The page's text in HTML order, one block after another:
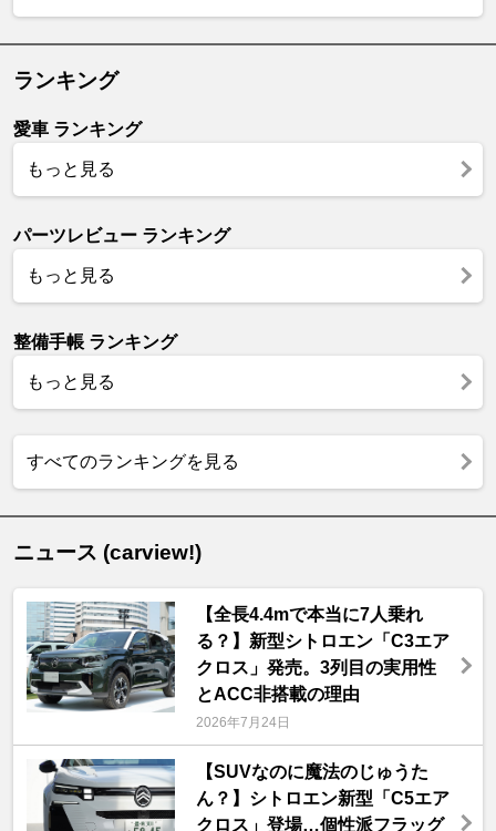
ランキング
愛車 ランキング
もっと見る
パーツレビュー ランキング
もっと見る
整備手帳 ランキング
もっと見る
すべてのランキングを見る
ニュース (carview!)
【全長4.4mで本当に7人乗れ
る？】新型シトロエン「C3エア
クロス」発売。3列目の実用性
とACC非搭載の理由
2026年7月24日
【SUVなのに魔法のじゅうた
ん？】シトロエン新型「C5エア
クロス」登場…個性派フラッグ